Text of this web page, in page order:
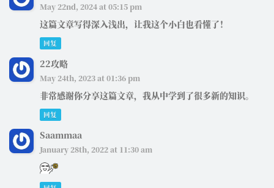
May 22nd, 2024 at 05:15 pm
这篇文章写得深入浅出，让我这个小白也看懂了！
回复
22攻略
May 24th, 2023 at 01:36 pm
非常感谢你分享这篇文章，我从中学到了很多新的知识。
回复
Saammaa
January 28th, 2022 at 11:30 am